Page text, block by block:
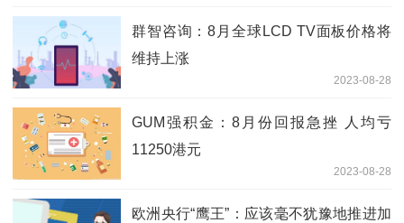
群智咨询：8月全球LCD TV面板价格将
维持上涨
2023-08-28
GUM强积金：8月份回报急挫 人均亏
11250港元
2023-08-28
欧洲央行“鹰王”：应该毫不犹豫地推进加